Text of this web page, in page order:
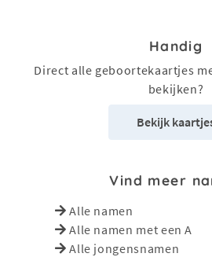
Handig
Direct alle geboortekaartjes
bekijken?
Bekijk
Vind meer
Alle namen
Alle namen met een A
Alle jongensnamen